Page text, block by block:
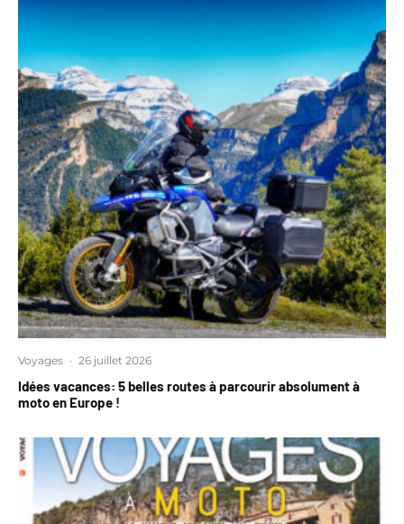
Voyages · 26 juillet 2026
Idées vacances: 5 belles routes à parcourir absolument à
moto en Europe !